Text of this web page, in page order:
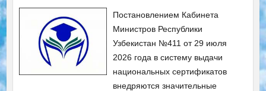
Постановлением Кабинета
Министров Республики
Узбекистан №411 от 29 июля
2026 года в систему выдачи
национальных сертификатов
внедряются значительные